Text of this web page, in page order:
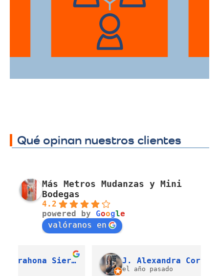
la ciudad de Floridablanca, facilitando su
traslado a cualquier sector.
Qué opinan nuestros clientes
Más Metros Mudanzas y Mini
Bodegas
4.2
powered by Google
valóranos en
J. Alexandra Cortés H.
el año pasado